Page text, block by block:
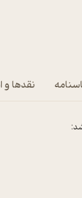
عمومی نقدها و